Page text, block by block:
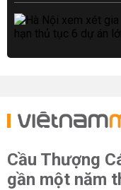
Cầu Thượng
gần một năm